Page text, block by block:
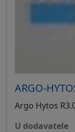
ARGO-
Argo Hytos
u dodavatele